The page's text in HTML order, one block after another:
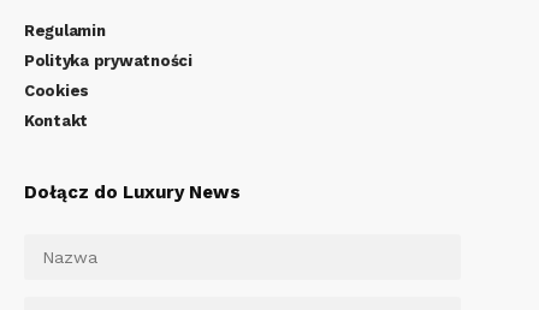
Regulamin
Polityka prywatności
Cookies
Kontakt
Dołącz do Luxury News